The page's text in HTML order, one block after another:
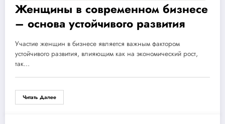
Женщины в современном бизнесе
– основа устойчивого развития
Участие женщин в бизнесе является важным фактором
устойчивого развития, влияющим как на экономический рост,
так…
Читать Далее